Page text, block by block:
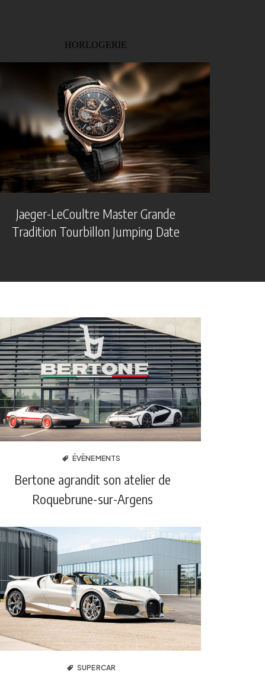
HORLOGERIE
Jaeger-LeCoultre Master Grande
Tradition Tourbillon Jumping Date
ÉVÈNEMENTS
Bertone agrandit son atelier de
Roquebrune-sur-Argens
SUPERCAR